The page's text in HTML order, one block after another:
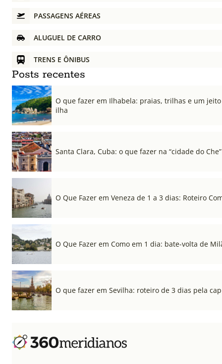
PASSAGENS AÉREAS
ALUGUEL DE CARRO
TRENS E ÔNIBUS
Posts recentes
O que fazer em Ilhabela: praias, trilhas e um
ilha
Santa Clara, Cuba: o que fazer na “cidade do Che”
O Que Fazer em Veneza de 1 a 3 dias: Roteiro
O Que Fazer em Como em 1 dia: bate-volta de
O que fazer em Sevilha: roteiro de 3 dias pela